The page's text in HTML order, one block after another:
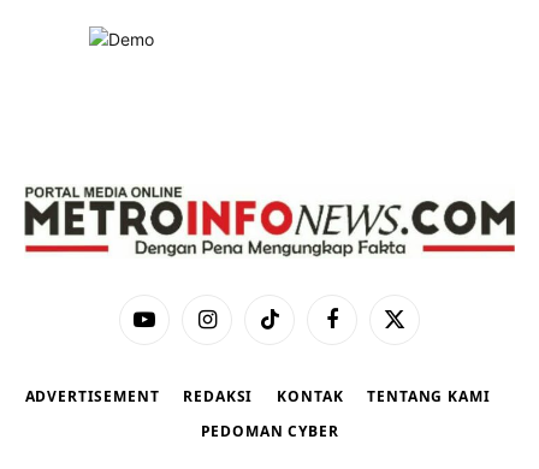
YouTubeInstagramTikTok Facebook
X
ADVERTISEMENT REDAKSI KONTAK
TENTANG KAMI
PEDOMAN CYBER